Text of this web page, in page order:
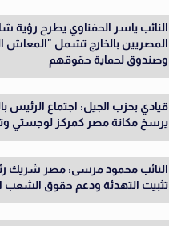
النائب ياسر الحفناوي يطرح رؤية
المصريين بالخارج تشمل "المعاش
وصندوق لحماية حقوقهم
قيادي بحزب الجيل: اجتماع الرئيس
يرسخ مكانة مصر كمركز لوجستي
النائب محمود مرسى: مصر شريك
تثبيت التهدئة ودعم حقوق الشعب